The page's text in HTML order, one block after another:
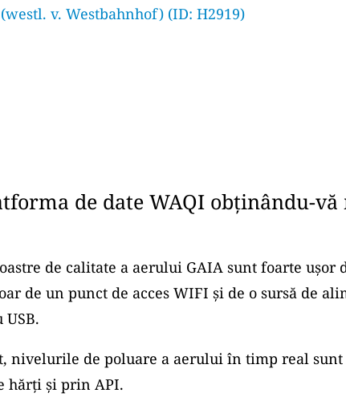
v. Westbahnhof) (ID: H2919)
de date WAQI obținându-
de calitate a aerului GAIA sunt foarte ușor
de un punct de acces WIFI și de o sursă de
nivelurile de poluare a aerului în timp real
hărți și prin API.